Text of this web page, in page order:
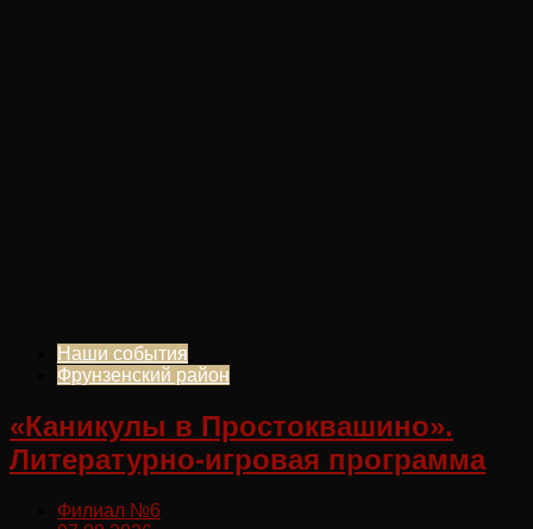
Наши события
Фрунзенский район
«Каникулы в Простоквашино».
Литературно-игровая программа
Филиал №6